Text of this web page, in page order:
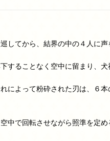
してから、結界の中の４人に声
ることなく空中に留まり、
よって粉砕された刃は、６
中で回転させながら照準を定め